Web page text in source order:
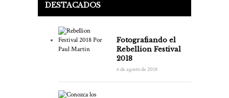
DESTACADOS
Fotografiando el
Rebellion Festival
2018
6 de agosto de 2018